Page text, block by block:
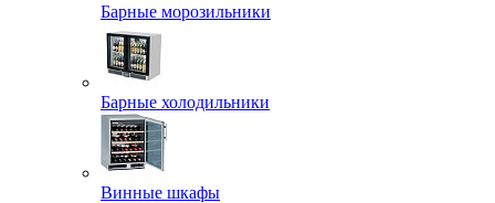
Барные морозильники
Барные холодильники
Винные шкафы